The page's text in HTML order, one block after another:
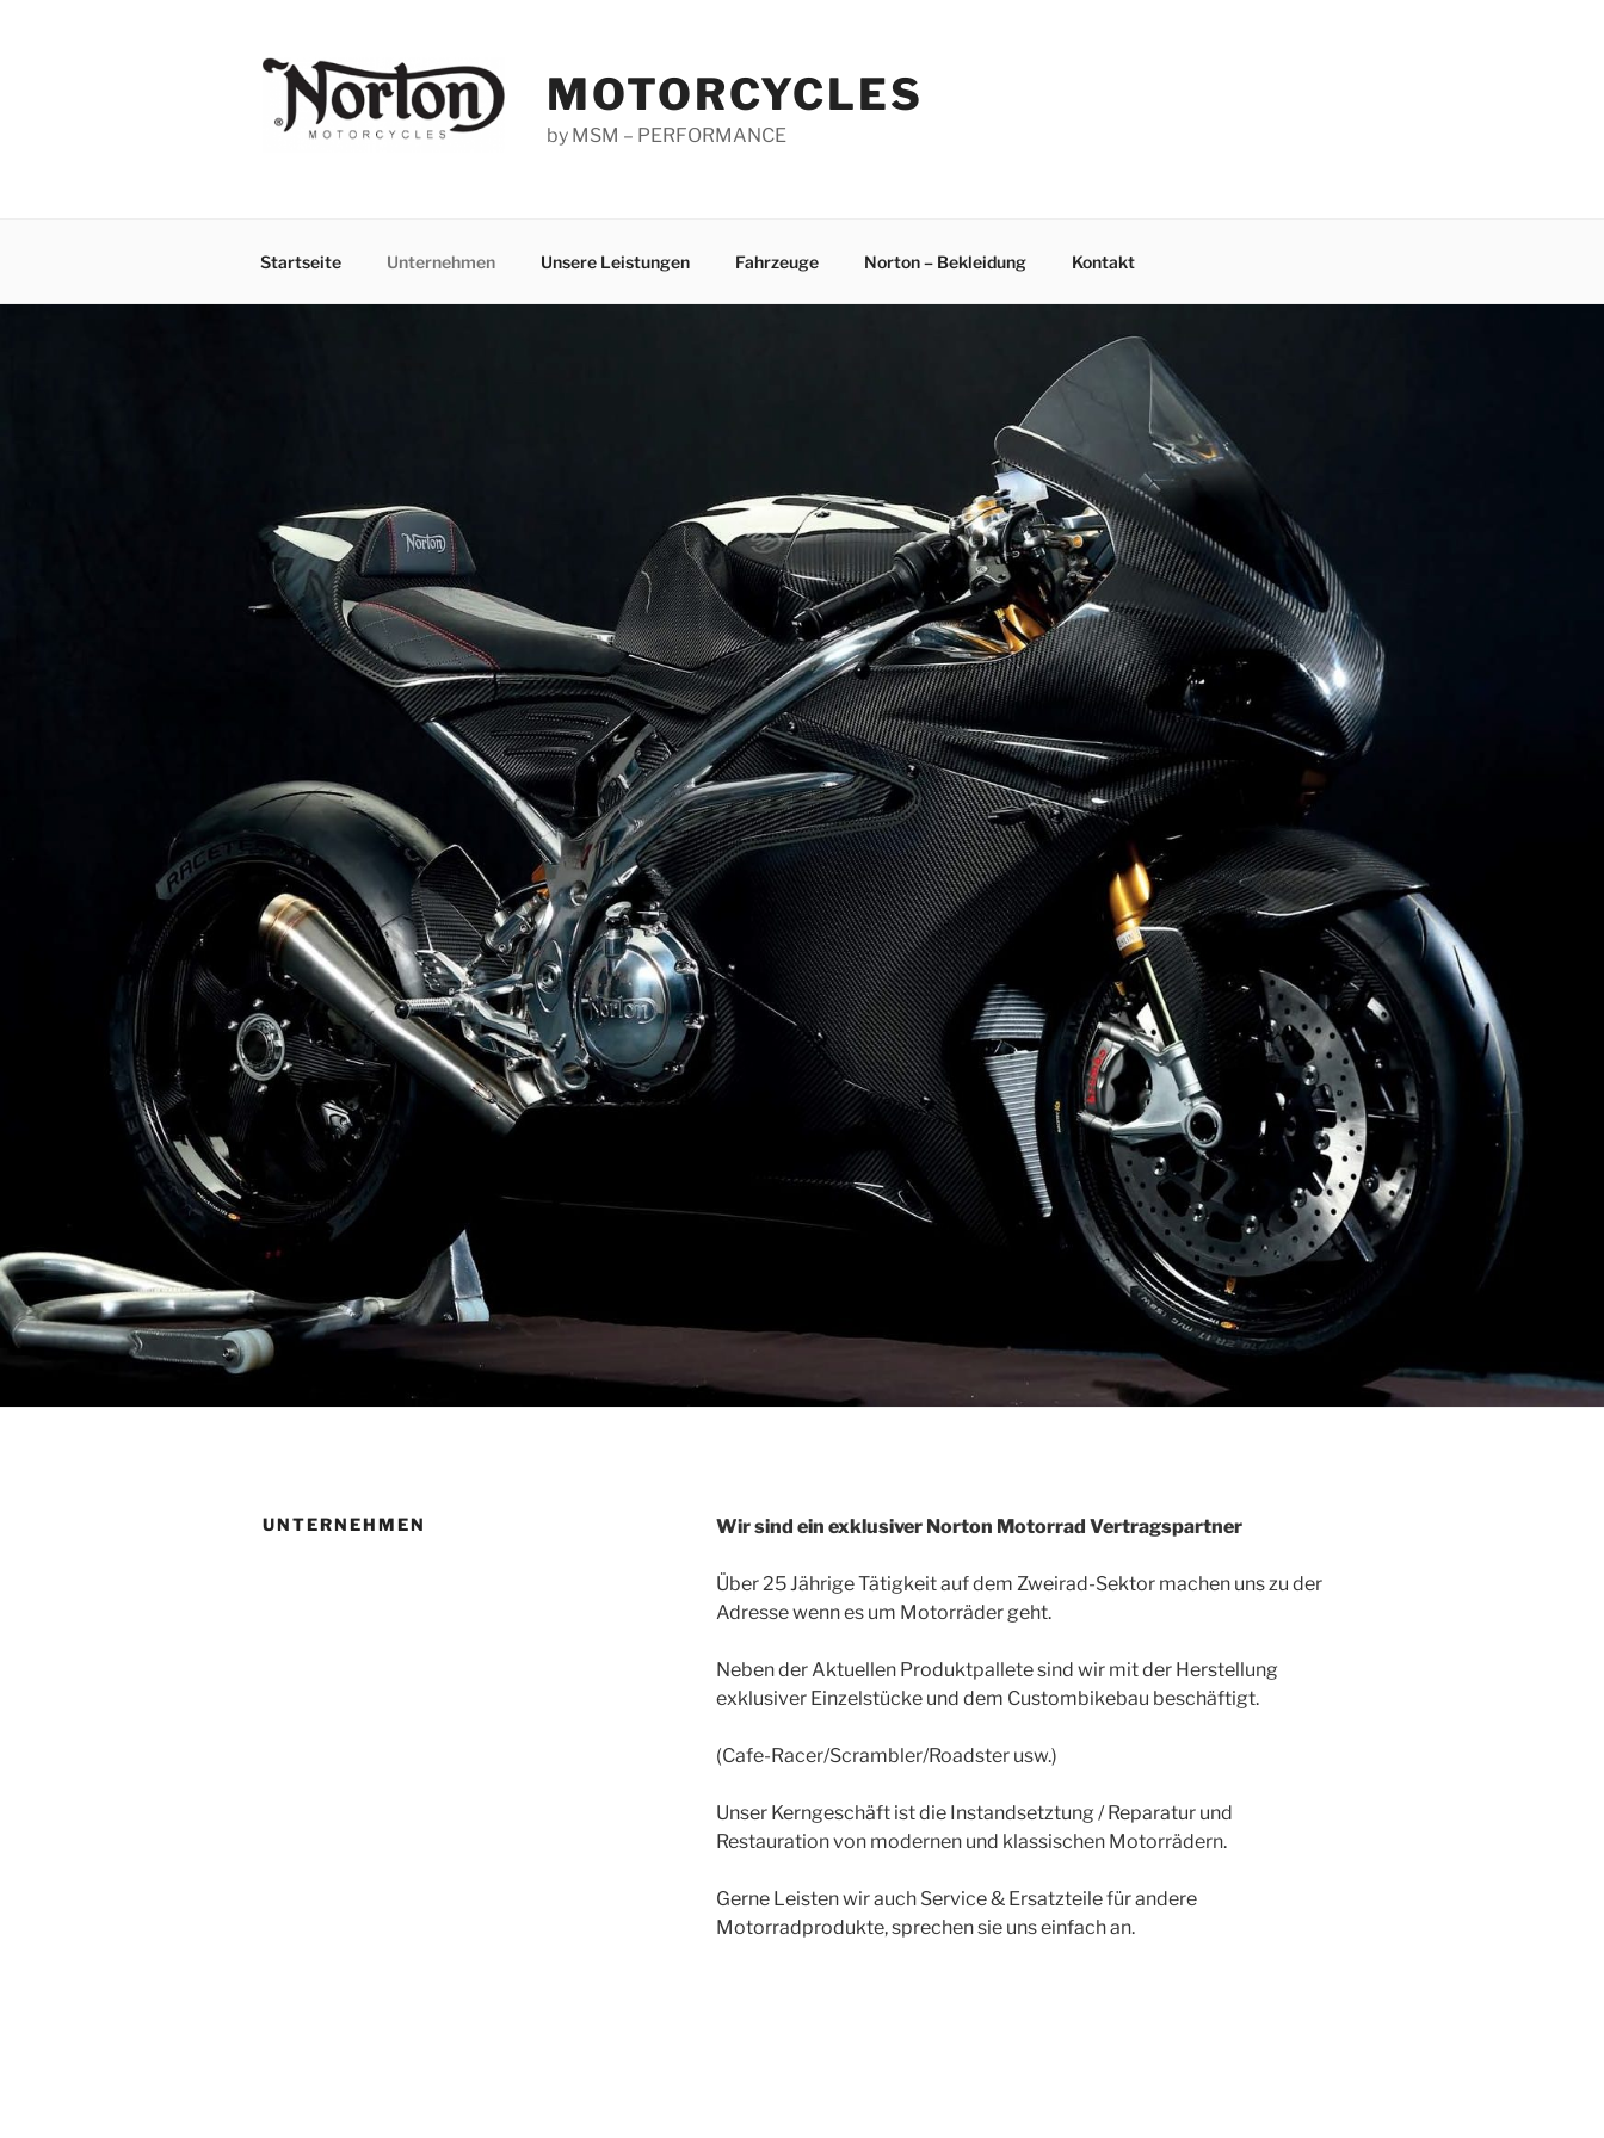
MOTORCYCLES
by MSM – PERFORMANCE
Startseite Unternehmen Unsere Leistungen Fahrzeuge Norton – Bekleidung Kontakt
UNTERNEHMEN Wir sind ein exklusiver Norton Motorrad Vertragspartner
Über 25 Jährige Tätigkeit auf dem Zweirad-Sektor machen uns zu der
Adresse wenn es um Motorräder geht.
Neben der Aktuellen Produktpallete sind wir mit der Herstellung
exklusiver Einzelstücke und dem Custombikebau beschäftigt.
(Cafe-Racer/Scrambler/Roadster usw.)
Unser Kerngeschäft ist die Instandsetztung / Reparatur und
Restauration von modernen und klassischen Motorrädern.
Gerne Leisten wir auch Service & Ersatzteile für andere
Motorradprodukte, sprechen sie uns einfach an.